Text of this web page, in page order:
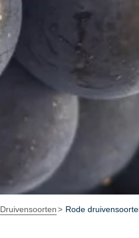
Druivensoorten Rode